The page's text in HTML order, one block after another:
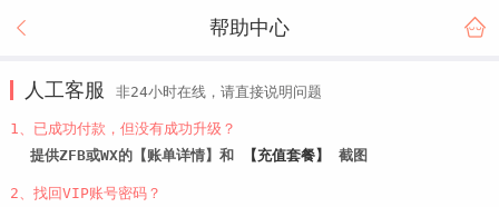
帮助中心
人工客服 非24小时在线，请直接说明问题
1、已成功付款，但没有成功升级？
提供ZFB或WX的【账单详情】和
【充值套餐】 截图
2、找回VIP账号密码？